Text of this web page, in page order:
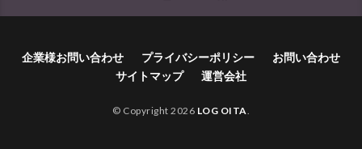
企業様お問い合わせ プライバシーポリシー
お問い合わせ
サイトマップ
運営会社
© Copyright 2026 LOG OITA.